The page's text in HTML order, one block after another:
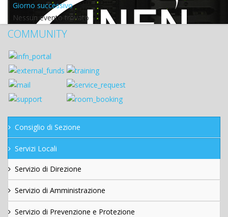
Giorno successivo
Nessun evento trovato
COMMUNITY
Consiglio di Sezione
Servizi Locali
Servizio di Direzione
Servizio di Amministrazione
Servizio di Prevenzione e Protezione